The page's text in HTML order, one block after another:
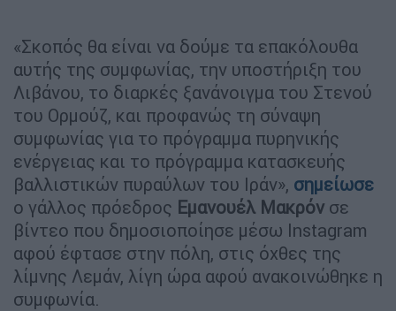
«Σκοπός θα είναι να δούμε τα επακόλουθα
αυτής της συμφωνίας, την υποστήριξη του
Λιβάνου, το διαρκές ξανάνοιγμα του Στενού
του Ορμούζ, και προφανώς τη σύναψη
συμφωνίας για το πρόγραμμα πυρηνικής
ενέργειας και το πρόγραμμα κατασκευής
βαλλιστικών πυραύλων του Ιράν», σημείωσε
ο γάλλος πρόεδρος Εμανουέλ Μακρόν σε
βίντεο που δημοσιοποίησε μέσω Instagram
αφού έφτασε στην πόλη, στις όχθες της
λίμνης Λεμάν, λίγη ώρα αφού ανακοινώθηκε η
συμφωνία.